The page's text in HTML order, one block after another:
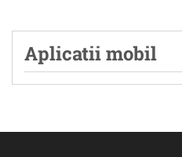
Aplicatii mobil